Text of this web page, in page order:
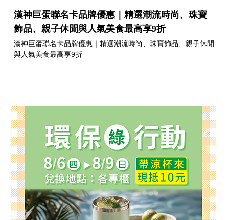
漢神巨蛋聯名卡品牌優惠｜精選潮流時尚、珠寶
飾品、親子休閒與人氣美食最高享9折
漢神巨蛋聯名卡品牌優惠｜精選潮流時尚、珠寶飾品、親子休閒
與人氣美食最高享9折